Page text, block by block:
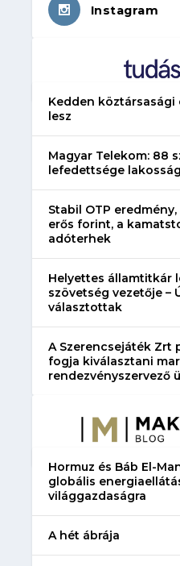
Instagram
Kedden köztársasági
lesz
Magyar Telekom: 88
lefedettsége
Stabil OTP
erős forint, a
adóterhek
Helyettes államtitkár
szövetség vezetője –
választottak
A Szerencsejáték Zrt
fogja kiválasztani
rendezvényszervező
Hormuz és Báb El-
globális
világgazdaságra
A hét ábrája